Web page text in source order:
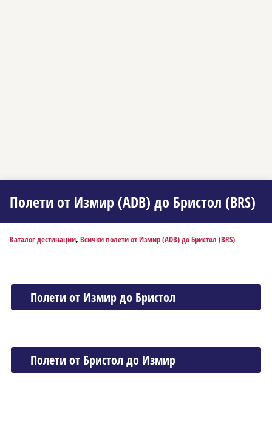
Полети от Измир (ADB) до Бристол (BRS)
Каталог дестинации, Всички полети от Измир (ADB) до Бристол (BRS)
Полети от Измир до Бристол
Полети от Бристол до Измир